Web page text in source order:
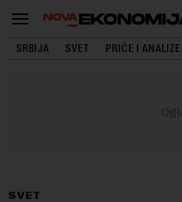
SRBIJA SVET PRIČE I ANALIZE
SVET